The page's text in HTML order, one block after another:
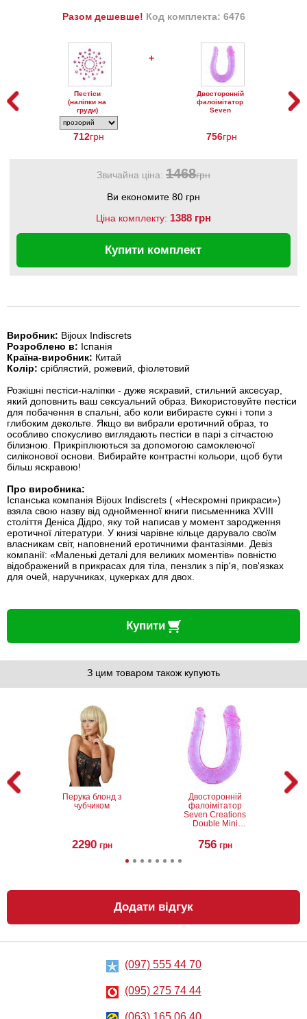
Разом дешевше! Код комплекта: 6476
Пестіси
(наліпки на
груди)
712грн
+
Двосторонній
фалоімітатор
Seven
Dong Twin Head
Lavender
756грн
Звичайна ціна: 1468грн
Ви економите 80 грн
Ціна комплекту: 1388 грн
Купити комплект
Виробник: Bijoux Indiscrets
Розроблено в: Іспанія
Країна-виробник: Китай
Колір: сріблястий, рожевий, фіолетовий
Розкішні пестіси-наліпки - дуже яскравий, стильний аксесуар,
який доповнить ваш сексуальний образ. Використовуйте пестіси
для побачення в спальні, або коли вибираєте сукні і топи з
глибоким декольте. Якщо ви вибрали еротичний образ, то
особливо спокусливо виглядають пестіси в парі з сітчастою
білизною. Прикріплюються за допомогою самоклеючої
силіконової основи. Вибирайте контрастні кольори, щоб бути
більш яскравою!
Про виробника:
Іспанська компанія Bijoux Indiscrets ( «Нескромні прикраси»)
взяла свою назву від однойменної книги письменника XVIII
століття Деніса Дідро, яку той написав у момент зародження
еротичної літератури. У книзі чарівне кільце дарувало своїм
власникам світ, наповнений еротичними фантазіями. Девіз
компанії: «Маленькі деталі для великих моментів» повністю
відображений в прикрасах для тіла, пензлик з пір'я, пов'язках
для очей, наручниках, цукерках для двох.
Купити
З цим товаром також купують
Перука блонд з
чубчиком
2290 грн
Двосторонній
фалоімітатор
Seven Creations
Double Mini
Lavender
756 грн
Затискачі для
сосків Fetish
Fantasy Series
Crystal Nipple
грн
Анальний
Lubrix Anal gel,
314
Додати відгук
(097) 555 44 70
(095) 275 74 44
(063) 165 06 40